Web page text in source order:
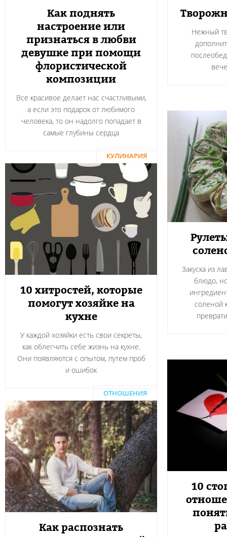
Как поднять
настроение или
признаться в любви
девушке при помощи
флористической
композиции
Все красивое делает нас счастливыми,
а если это подарок от любимого
человека, то он надолго попадает в
самые глубины сердца
Нежный
Закуска из
блюдо,
соленой
КУЛИНАРИЯ
10 хитростей, которые
помогут хозяйке на
кухне
У каждой хозяйки есть свои секреты,
как облегчить себе жизнь на кухне.
Они появляются с опытом, путем проб
и ошибок
10
ОТНОШЕНИЯ
Как распознать